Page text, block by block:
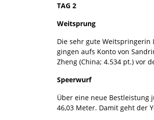
TAG 2
Weitsprung
Die sehr gute
gingen aufs Konto von
Zheng (China; 4.534 pt.) vor
Speerwurf
Über eine neue Bestleistung
46,03 Meter. Damit geht der